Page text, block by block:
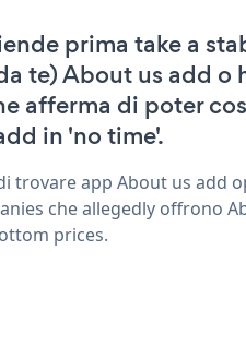
prima take a
te) About us add o
afferma di poter
in 'no time'.
trovare app About us add
che allegedly offrono
prices.